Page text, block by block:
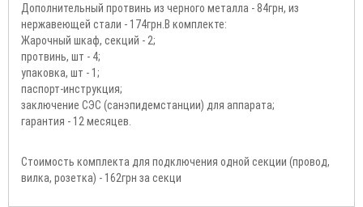
Дополнительный протвинь из черного металла - 84грн, из
нержавеющей стали - 174грн.В комплекте:
Жарочный шкаф, секций - 2;
протвинь, шт - 4;
упаковка, шт - 1;
паспорт-инструкция;
заключение СЭС (санэпидемстанции) для аппарата;
гарантия - 12 месяцев.
Стоимость комплекта для подключения одной секции (провод,
вилка, розетка) - 162грн за секци